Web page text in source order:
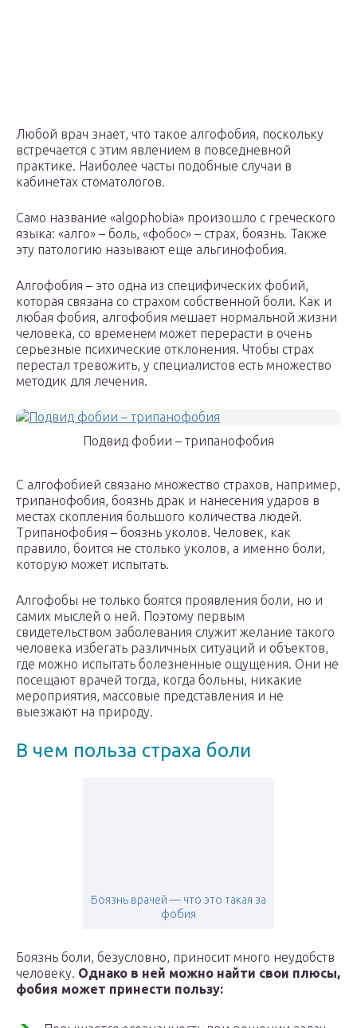
Любой врач знает, что такое алгофобия, поскольку
встречается с этим явлением в повседневной
практике. Наиболее часты подобные случаи в
кабинетах стоматологов.
Само название «algophobia» произошло с греческого
языка: «алго» – боль, «фобос» – страх, боязнь. Также
эту патологию называют еще альгинофобия.
Алгофобия – это одна из специфических фобий,
которая связана со страхом собственной боли. Как и
любая фобия, алгофобия мешает нормальной жизни
человека, со временем может перерасти в очень
серьезные психические отклонения. Чтобы страх
перестал тревожить, у специалистов есть множество
методик для лечения.
Подвид фобии – трипанофобия
С алгофобией связано множество страхов, например,
трипанофобия, боязнь драк и нанесения ударов в
местах скопления большого количества людей.
Трипанофобия – боязнь уколов. Человек, как
правило, боится не столько уколов, а именно боли,
которую может испытать.
Алгофобы не только боятся проявления боли, но и
самих мыслей о ней. Поэтому первым
свидетельством заболевания служит желание такого
человека избегать различных ситуаций и объектов,
где можно испытать болезненные ощущения. Они не
посещают врачей тогда, когда больны, никакие
мероприятия, массовые представления и не
выезжают на природу.
В чем польза страха боли
Боязнь врачей — что это такая за
фобия
Боязнь боли, безусловно, приносит много неудобств
человеку. Однако в ней можно найти свои плюсы,
фобия может принести пользу: